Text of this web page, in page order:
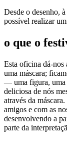
Desde o desenho,
possível realizar
o que o
Esta oficina dá-nos
uma máscara;
— uma figura, uma
deliciosa de nós
através da
amigos e com as
desenvolvendo a
parte da